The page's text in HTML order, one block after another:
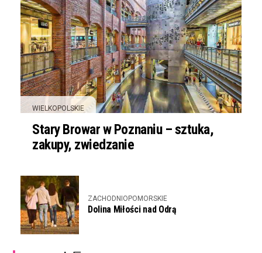
WIELKOPOLSKIE
Stary Browar w Poznaniu – sztuka,
zakupy, zwiedzanie
ZACHODNIOPOMORSKIE
Dolina Miłości nad Odrą